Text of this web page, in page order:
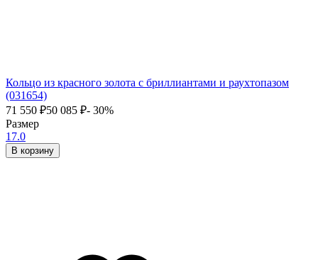
Кольцо из красного золота с бриллиантами и раухтопазом
(031654)
71 550 ₽50 085 ₽- 30%
Размер
17.0
В корзину